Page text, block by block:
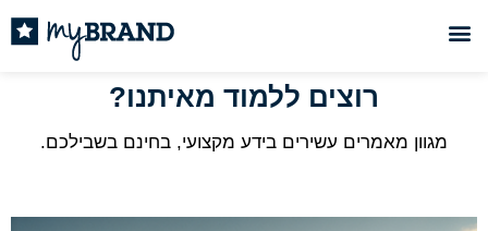
רוצים ללמוד מאיתנו?
מגוון מאמרים עשירים בידע מקצועי, בחינם בשבילכם.